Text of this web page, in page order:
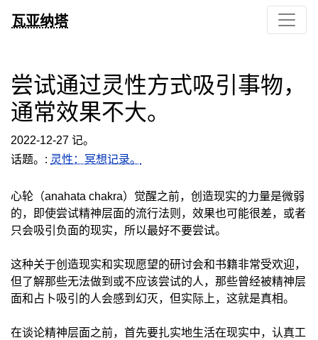
瓦亚纳塔
尝试通过灵性方式吸引事物，
通常效果不大。
2022-12-27 记。
话题。: 灵性：冥想记录。
心轮（anahata chakra）觉醒之前，创造现实的力量是微弱
的，即使尝试精神层面的流行法则，效果也可能很差，或者
只会吸引负面的现实，所以最好不要尝试。
这种关于创造现实和实现愿望的研讨会和书籍非常受欢迎，
但了解那些无法做到或不应该尝试的人，那些曾经被精神层
面和占卜吸引的人会感到幻灭，但实际上，这就是真相。
在谈论精神层面之前，首先要扎实地生活在现实中，认真工